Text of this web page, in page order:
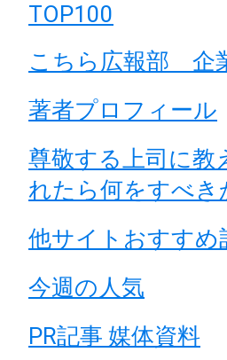
TOP100
こちら広報部 企
著者プロフィール
尊敬する上司に教
れたら何をすべき
他サイトおすすめ
今週の人気
PR記事 媒体資料